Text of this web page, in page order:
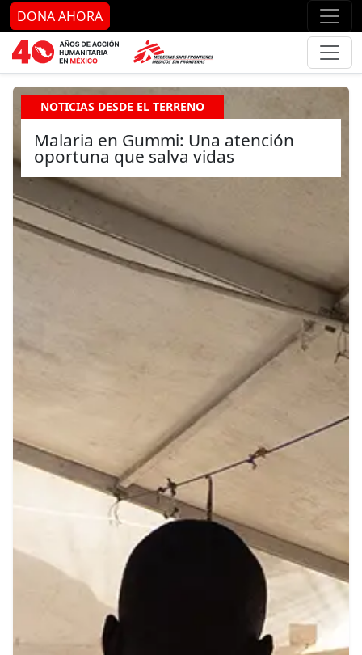
Ir al contenido principal Ir
DONA AHORA
NOTICIAS DESDE EL TERRENO
Malaria en Gummi: Una atención
oportuna que salva vidas